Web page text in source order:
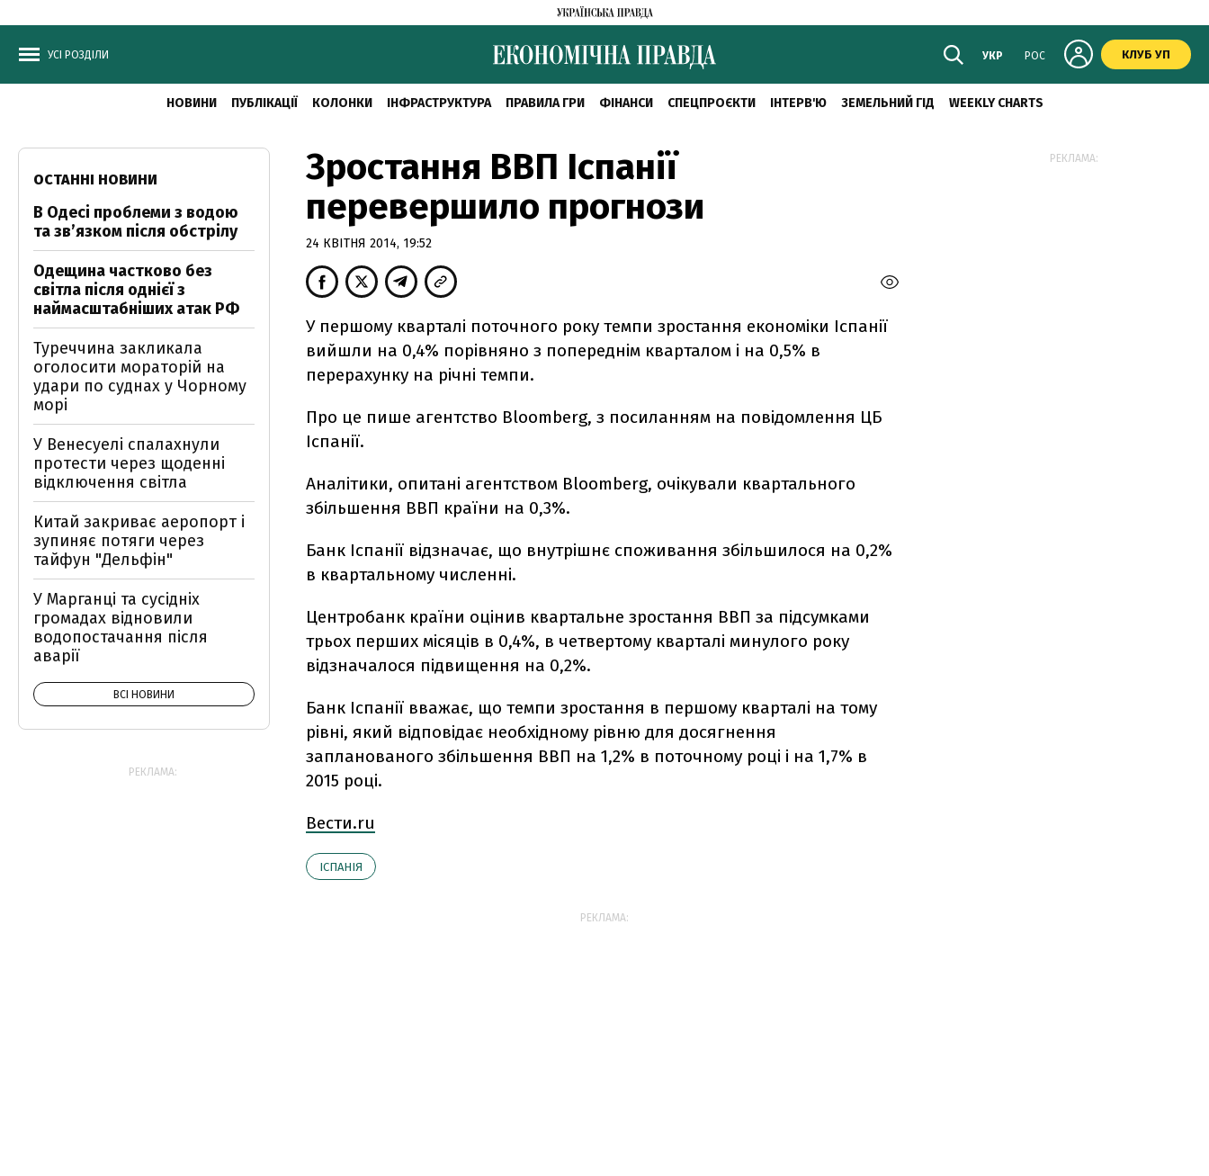
УСІ РОЗДІЛИ УКР РОС КЛУБ УП
НОВИНИ ПУБЛІКАЦІЇ КОЛОНКИ ІНФРАСТРУКТУРА ПРАВИЛА ГРИ ФІНАНСИ СПЕЦПРОЄКТИ ІНТЕРВ'Ю ЗЕМЕЛЬНИЙ ГІД WEEKLY CHARTS
Зростання ВВП Іспанії
перевершило прогнози
24 КВІТНЯ 2014, 19:52
У першому кварталі поточного року темпи зростання економіки Іспанії
вийшли на 0,4% порівняно з попереднім кварталом і на 0,5% в
перерахунку на річні темпи.
Про це пише агентство Bloomberg, з посиланням на повідомлення ЦБ
Іспанії.
Аналітики, опитані агентством Bloomberg, очікували квартального
збільшення ВВП країни на 0,3%.
Банк Іспанії відзначає, що внутрішнє споживання збільшилося на 0,2%
в квартальному численні.
Центробанк країни оцінив квартальне зростання ВВП за підсумками
трьох перших місяців в 0,4%, в ​​четвертому кварталі минулого року
відзначалося підвищення на 0,2%.
Банк Іспанії вважає, що темпи зростання в першому кварталі на тому
рівні, який відповідає необхідному рівню для досягнення
запланованого збільшення ВВП на 1,2% в поточному році і на 1,7% в
2015 році.
Вести.ru
ІСПАНІЯ
РЕКЛАМА:
ОСТАННІ НОВИНИ
В Одесі проблеми з водою
та звʼязком після обстрілу
Одещина частково без
світла після однієї з
наймасштабніших атак РФ
Туреччина закликала
оголосити мораторій на
удари по суднах у Чорному
морі
У Венесуелі спалахнули
протести через щоденні
відключення світла
Китай закриває аеропорт і
зупиняє потяги через
тайфун "Дельфін"
У Марганці та сусідніх
громадах відновили
водопостачання після
аварії
ВСІ НОВИНИ
РЕКЛАМА:
РЕКЛАМА: